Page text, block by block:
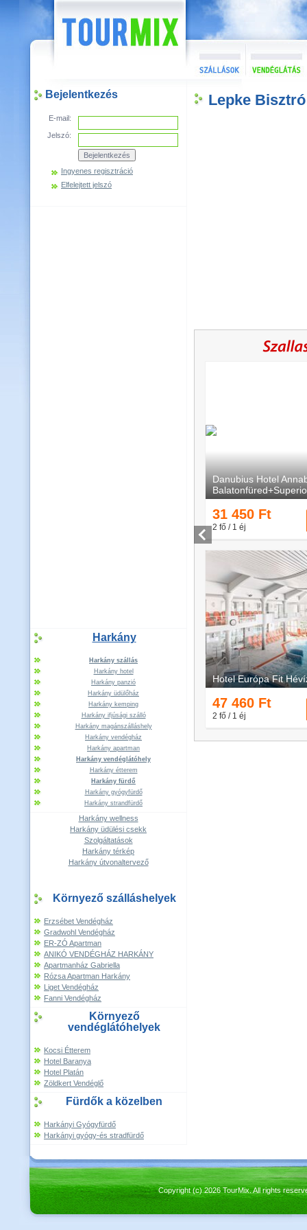
Bejelentkezés
E-mail:
Jelszó:
Ingyenes regisztráció
Elfelejtett jelszó
Harkány
Harkány szállás
Harkány hotel
Harkány panzió
Harkány üdülőház
Harkány kemping
Harkány ifjúsági szálló
Harkány magánszálláshely
Harkány vendégház
Harkány apartman
Harkány vendéglátóhely
Harkány étterem
Harkány fürdő
Harkány gyógyfürdő
Harkány strandfürdő
Harkány wellness
Harkány üdülési csekk
Szolgáltatások
Harkány térkép
Harkány útvonaltervező
Környező szálláshelyek
Erzsébet Vendégház
Gradwohl Vendégház
ER-ZÓ Apartman
ANIKÓ VENDÉGHÁZ HARKÁNY
Apartmanház Gabriella
Rózsa Apartman Harkány
Liget Vendégház
Fanni Vendégház
Környező
vendéglátóhelyek
Kocsi Étterem
Hotel Baranya
Hotel Platán
Zöldkert Vendéglő
Fürdők a közelben
Harkányi Gyógyfürdő
Harkányi gyógy-és stradfürdő
Lepke Bisztró
Copyright (c) 2026 TourMix. All rights